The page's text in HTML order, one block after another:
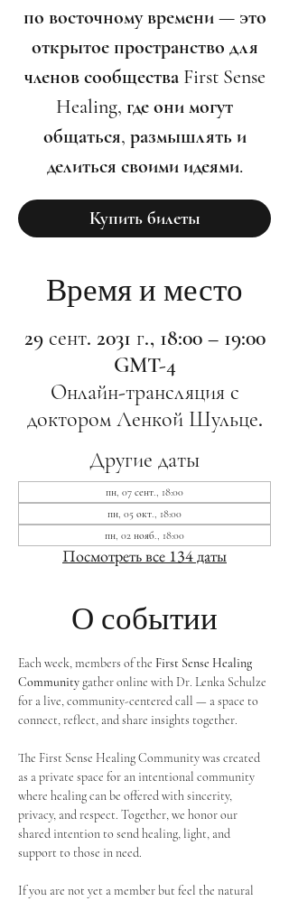
по восточному времени — это
открытое пространство для
членов сообщества First Sense
Healing, где они могут
общаться, размышлять и
делиться своими идеями.
Купить билеты
Время и место
29 сент. 2031 г., 18:00 – 19:00
GMT-4
Онлайн-трансляция с
доктором Ленкой Шульце.
Другие даты
пн, 07 сент., 18:00
пн, 05 окт., 18:00
пн, 02 нояб., 18:00
Посмотреть все 134 даты
О событии
Each week, members of the First Sense Healing
Community gather online with Dr. Lenka Schulze
for a live, community-centered call — a space to
connect, reflect, and share insights together.
The First Sense Healing Community was created
as a private space for an intentional community
where healing can be offered with sincerity,
privacy, and respect. Together, we honor our
shared intention to send healing, light, and
support to those in need.
If you are not yet a member but feel the natural